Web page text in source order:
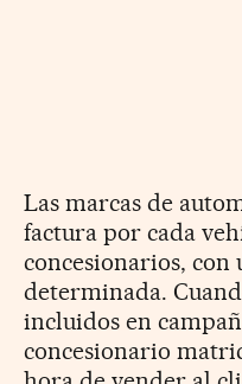
Las marcas de
factura por cada
concesionarios,
determinada.
incluidos en
concesionario